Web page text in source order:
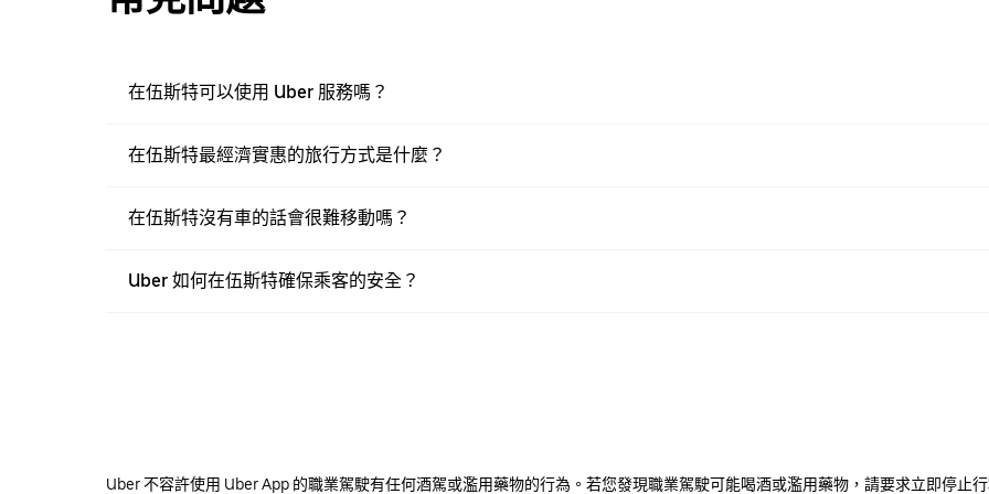
在伍斯特可以使用 Uber 服務嗎？
在伍斯特最經濟實惠的旅行方式是什麼？
在伍斯特沒有車的話會很難移動嗎？
Uber 如何在伍斯特確保乘客的安全？
Uber 不容許使用 Uber App 的職業駕駛有任何酒駕或濫用藥物的行為。若您發現職業駕駛可能喝酒或濫用藥物，請要求立即停止